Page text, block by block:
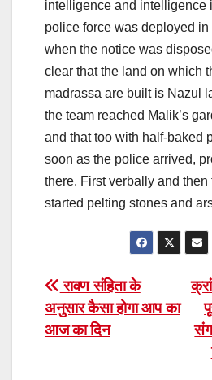
intelligence and intelligence
police force was deployed in
when the notice was
clear that the land on which
madrassa are built is Nazul
the team reached Malik’s
and that too with half-baked
soon as the police arrived,
there. First verbally and then
started pelting stones and
Post
navigation
रावण संहिता के
अनुसार कैसा होगा आप का
आज का दिन